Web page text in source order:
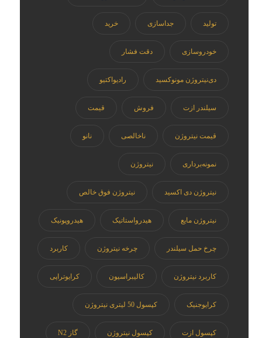
تولید جداسازی خرید
خودروسازی دقت فشار
دی‌نیتروژن مونوکسید رادیواکتیو
سیلندر ازت فروش قیمت
قیمت نیتروژن ناخالصی نانو
نمونه‌برداری نیتروژن
نیتروژن دی اکسید نیتروژن فوق خالص
نیتروژن مایع هیدرواستاتیک هیدروپونیک
چرخ حمل سیلندر چرخه نیتروژن کاربرد
کاربرد نیتروژن کالیبراسیون کرایوتراپی
کرایوجنیک کپسول 50 لیتری نیتروژن
کپسول ازت کپسول نیتروژن گاز N2